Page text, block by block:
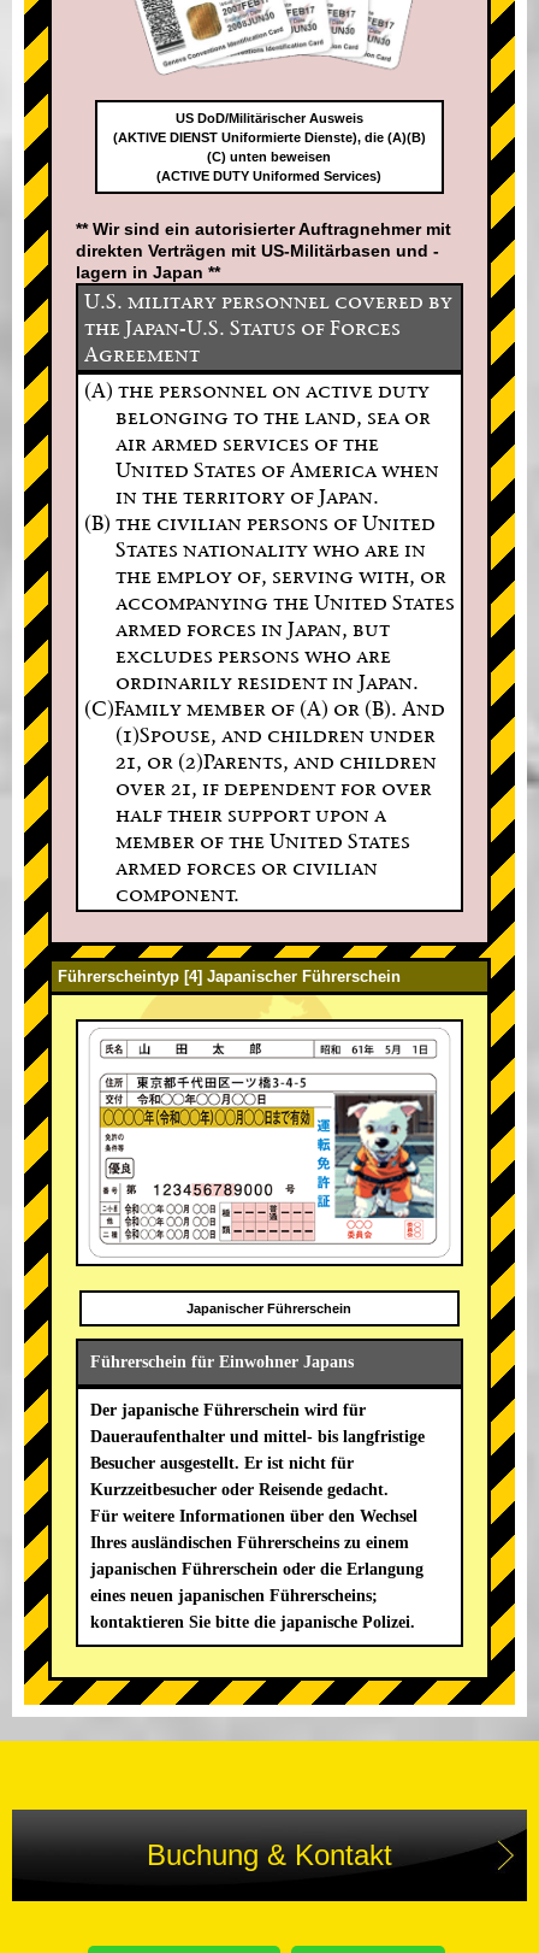
US DoD/Militärischer Ausweis
(AKTIVE DIENST Uniformierte Dienste), die (A)(B)
(C) unten beweisen
(ACTIVE DUTY Uniformed Services)
** Wir sind ein autorisierter Auftragnehmer mit
direkten Verträgen mit US-Militärbasen und -
lagern in Japan **
U.S. military personnel covered by
the Japan-U.S. Status of Forces
Agreement
(A) the personnel on active duty
belonging to the land, sea or
air armed services of the
United States of America when
in the territory of Japan.
(B) the civilian persons of United
States nationality who are in
the employ of, serving with, or
accompanying the United States
armed forces in Japan, but
excludes persons who are
ordinarily resident in Japan.
(C)Family member of (A) or (B). And
(1)Spouse, and children under
21, or (2)Parents, and children
over 21, if dependent for over
half their support upon a
member of the United States
armed forces or civilian
component.
Führerscheintyp [4] Japanischer Führerschein
Japanischer Führerschein
Führerschein für Einwohner Japans
Der japanische Führerschein wird für
Daueraufenthalter und mittel- bis langfristige
Besucher ausgestellt. Er ist nicht für
Kurzzeitbesucher oder Reisende gedacht.
Für weitere Informationen über den Wechsel
Ihres ausländischen Führerscheins zu einem
japanischen Führerschein oder die Erlangung
eines neuen japanischen Führerscheins;
kontaktieren Sie bitte die japanische Polizei.
Buchung & Kontakt